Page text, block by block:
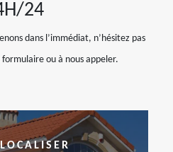
24
dans l’immédiat, n’hésitez pas
ou à nous appeler.